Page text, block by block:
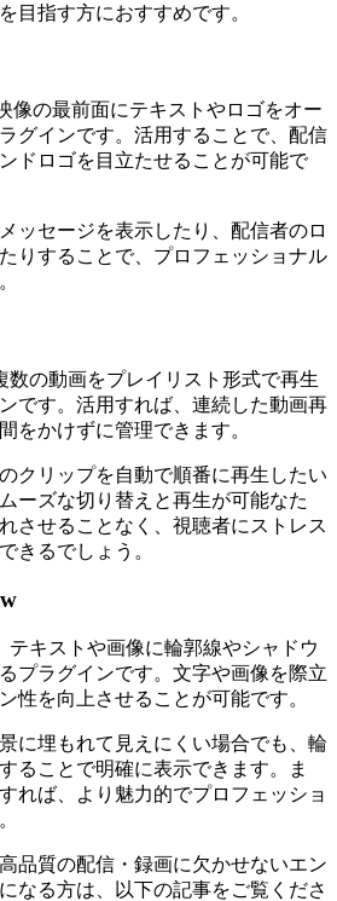
目指す方におすすめです。
像の最前面にテキストやロゴをオー
グインです。活用することで、配信
ドロゴを目立たせることが可能で
ッセージを表示したり、配信者のロ
りすることで、プロフェッショナル
数の動画をプレイリスト形式で再生
です。活用すれば、連続した動画再
をかけずに管理できます。
クリップを自動で順番に再生したい
ーズな切り替えと再生が可能なた
させることなく、視聴者にストレス
きるでしょう。
テキストや画像に輪郭線やシャドウ
プラグインです。文字や画像を際立
性を向上させることが可能です。
に埋もれて見えにくい場合でも、輪
ることで明確に表示できます。ま
れば、より魅力的でプロフェッショ
品質の配信・録画に欠かせないエン
なる方は、以下の記事をご覧くださ